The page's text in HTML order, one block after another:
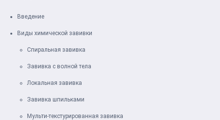
Введение
Виды химической завивки
Спиральная завивка
Завивка с волной тела
Локальная завивка
Завивка шпильками
Мульти-текстурированная завивка